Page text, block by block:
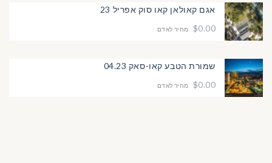
אגם קאולאן קאו סוק אפריל 23
$0.00
מחיר לאדם
שמורת הטבע קאו-סאק 04.23
$0.00
מחיר לאדם